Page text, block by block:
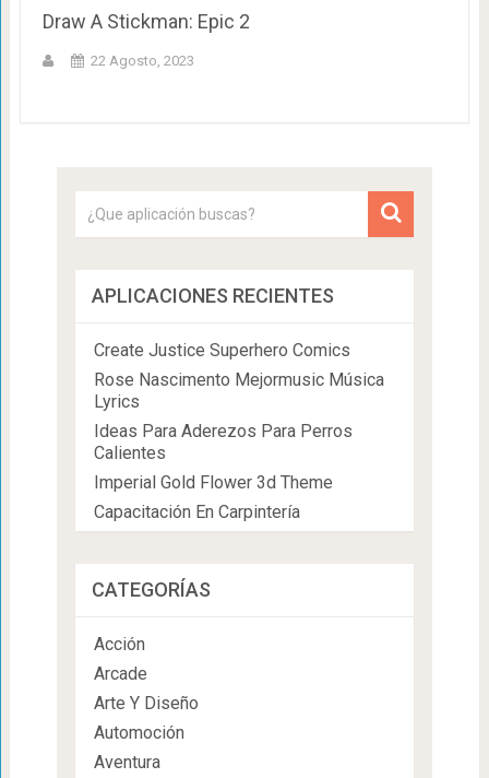
Draw A Stickman: Epic 2
22 Agosto, 2023
APLICACIONES RECIENTES
Create Justice Superhero Comics
Rose Nascimento Mejormusic Música
Lyrics
Ideas Para Aderezos Para Perros
Calientes
Imperial Gold Flower 3d Theme
Capacitación En Carpintería
CATEGORÍAS
Acción
Arcade
Arte Y Diseño
Automoción
Aventura